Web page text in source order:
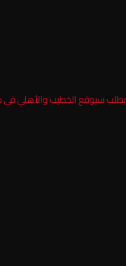
سيوقع الخطيب والأهلي في